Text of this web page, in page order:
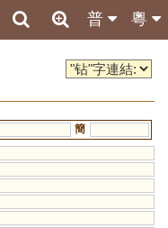
粵
普
簡